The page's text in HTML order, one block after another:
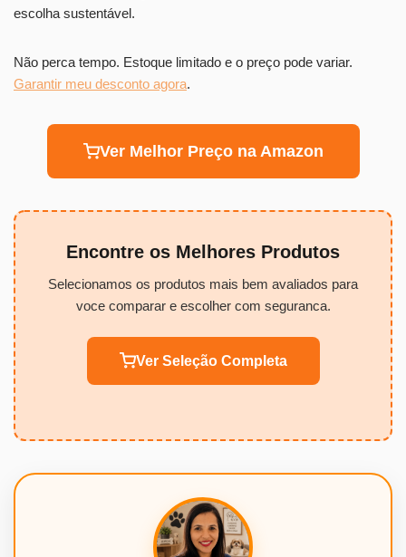
escolha sustentável.
Não perca tempo. Estoque limitado e o preço pode variar.
Garantir meu desconto agora.
Ver Melhor Preço na Amazon
Encontre os Melhores Produtos
Selecionamos os produtos mais bem avaliados para
voce comparar e escolher com seguranca.
Ver Seleção Completa